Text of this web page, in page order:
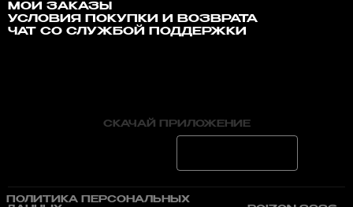
МОИ ЗАКАЗЫ
УСЛОВИЯ ПОКУПКИ И ВОЗВРАТА
ЧАТ СО СЛУЖБОЙ ПОДДЕРЖКИ
СКАЧАЙ ПРИЛОЖЕНИЕ
ПОЛИТИКА ПЕРСОНАЛЬНЫХ